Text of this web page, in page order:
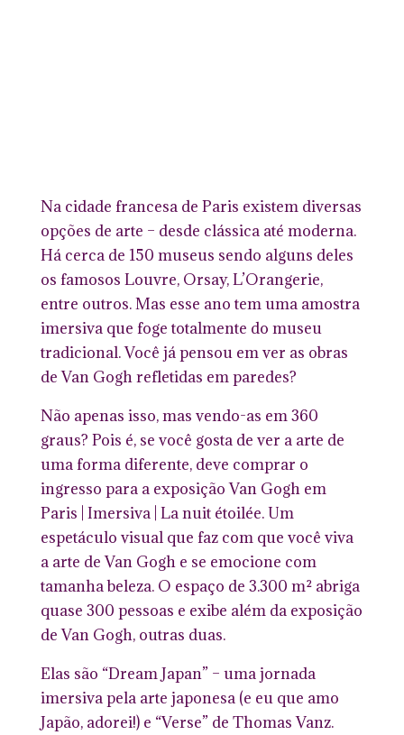
Na cidade francesa de Paris existem diversas
opções de arte – desde clássica até moderna.
Há cerca de 150 museus sendo alguns deles
os famosos Louvre, Orsay, L’Orangerie,
entre outros. Mas esse ano tem uma amostra
imersiva que foge totalmente do museu
tradicional. Você já pensou em ver as obras
de Van Gogh refletidas em paredes?
Não apenas isso, mas vendo-as em 360
graus? Pois é, se você gosta de ver a arte de
uma forma diferente, deve comprar o
ingresso para a exposição Van Gogh em
Paris | Imersiva | La nuit étoilée. Um
espetáculo visual que faz com que você viva
a arte de Van Gogh e se emocione com
tamanha beleza. O espaço de 3.300 m² abriga
quase 300 pessoas e exibe além da exposição
de Van Gogh, outras duas.
Elas são “Dream Japan” – uma jornada
imersiva pela arte japonesa (e eu que amo
Japão, adorei!) e “Verse” de Thomas Vanz.